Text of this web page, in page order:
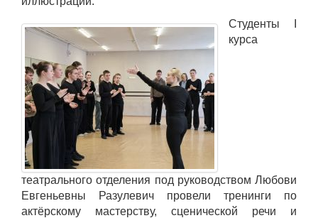
Студенты I
курса
театрального отделения под руководством Любови
Евгеньевны Разулевич провели тренинги по
актёрскому мастерству, сценической речи и